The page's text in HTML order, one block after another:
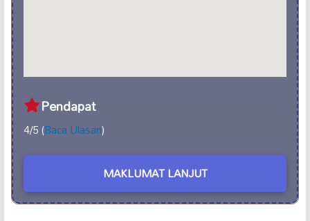
Pendapat
4/5 (Baca Ulasan)
MAKLUMAT LANJUT